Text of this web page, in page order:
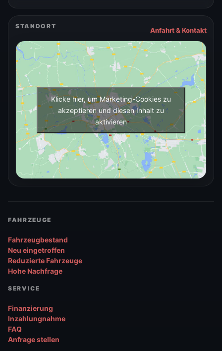
STANDORT
Anfahrt & Kontakt
Klicke hier, um Marketing-Cookies zu
akzeptieren und diesen Inhalt zu
aktivieren
FAHRZEUGE
Fahrzeugbestand
Neu eingetroffen
Reduzierte Fahrzeuge
Hohe Nachfrage
SERVICE
Finanzierung
Inzahlungnahme
FAQ
Anfrage stellen